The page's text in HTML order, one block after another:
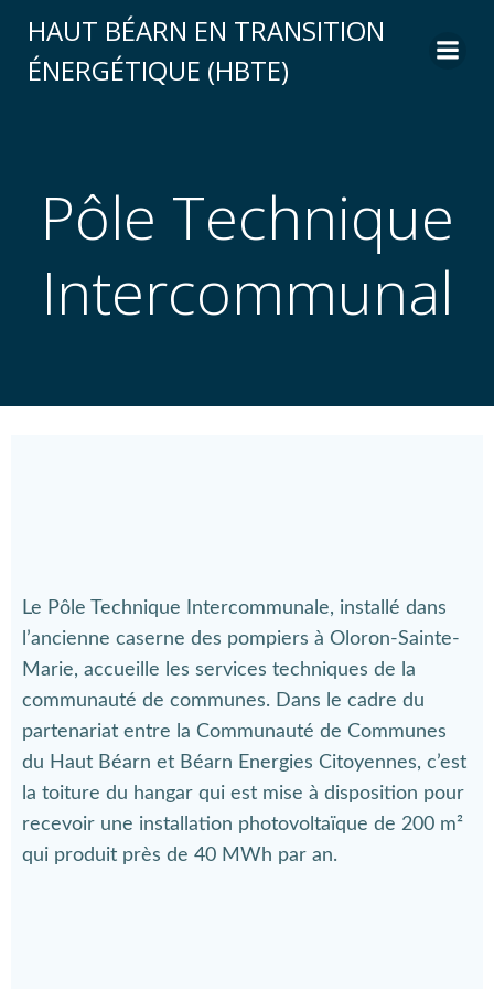
HAUT BÉARN EN TRANSITION
ÉNERGÉTIQUE (HBTE)
Pôle Technique
Intercommunal
Le Pôle Technique Intercommunale, installé dans
l’ancienne caserne des pompiers à Oloron-Sainte-
Marie, accueille les services techniques de la
communauté de communes. Dans le cadre du
partenariat entre la Communauté de Communes
du Haut Béarn et Béarn Energies Citoyennes, c’est
la toiture du hangar qui est mise à disposition pour
recevoir une installation photovoltaïque de 200 m²
qui produit près de 40 MWh par an.